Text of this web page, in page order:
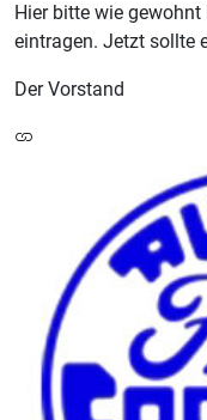
Hier bitte wie
eintragen. Jetzt sollte
Der Vorstand